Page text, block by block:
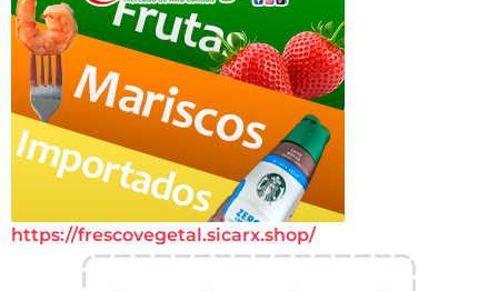
https://frescovegetal.sicarx.shop/